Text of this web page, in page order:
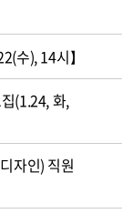
수), 14시】
(1.24, 화,
자인) 직원